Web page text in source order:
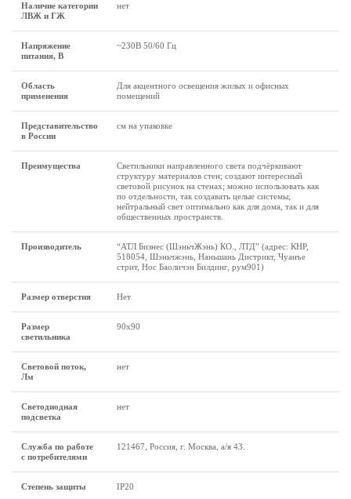
Наличие категории
ЛВЖ и ГЖ
нет
Напряжение
питания, В
~230В 50/60 Гц
Область
применения
Для акцентного освещения жилых и офисных
помещений
Представительство
в России
см на упаковке
Преимущества
Светильники направленного света подчёркивают
структуру материалов стен; создают интересный
световой рисунок на стенах; можно использовать как
по отдельности, так создавать целые системы;
нейтральный свет оптимально как для дома, так и для
общественных пространств.
Производитель
“АТЛ Бизнес (ШэньчЖэнь) КО., ЛТД” (адрес: КНР,
518054, Шэньчжэнь, Наньшань Дистрикт, Чуанъе
стрит, Нос Баоличэн Билдинг, рум901)
Размер отверстия Нет
Размер
светильника
90x90
Световой поток,
Лм
нет
Светодиодная
подсветка
нет
Служба по работе
с потребителями
121467, Россия, г. Москва, а/я 43.
Степень защиты IP20